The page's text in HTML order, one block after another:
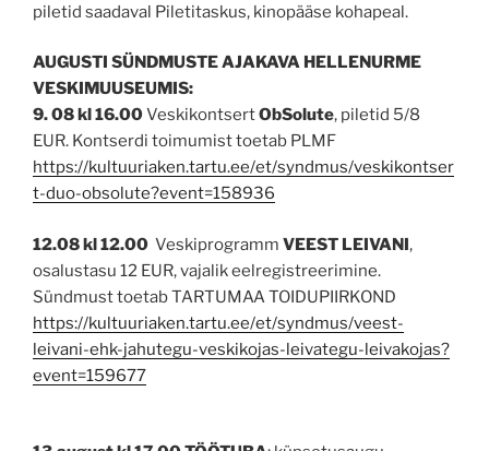
piletid saadaval Piletitaskus, kinopääse kohapeal.
AUGUSTI SÜNDMUSTE AJAKAVA HELLENURME
VESKIMUUSEUMIS:
9. 08 kl 16.00VeskikontsertObSolute, piletid 5/8
EUR. Kontserdi toimumist toetab PLMF
https://kultuuriaken.tartu.ee/et/syndmus/veskikontser
t-duo-obsolute?event=158936
12.08 kl 12.00 Veskiprogramm VEEST LEIVANI,
osalustasu 12 EUR, vajalik eelregistreerimine.
Sündmust toetab TARTUMAA TOIDUPIIRKOND
https://kultuuriaken.tartu.ee/et/syndmus/veest-
leivani-ehk-jahutegu-veskikojas-leivategu-leivakojas?
event=159677